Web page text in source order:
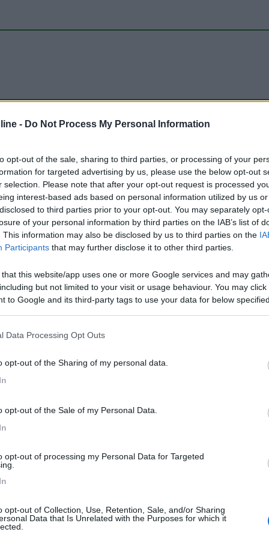
- Do Not Process My Personal Information
opt-out of the sale, sharing to third parties, or processing of your
for targeted advertising by us, please use the below opt-out
selection. Please note that after your opt-out request is processed
interest-based ads based on personal information utilized by us
to third parties prior to your opt-out. You may separately
of your personal information by third parties on the IAB’s list of
This information may also be disclosed by us to third parties on the
Participants that may further disclose it to other third parties.
that this website/app uses one or more Google services and may
but not limited to your visit or usage behaviour. You may
to Google and its third-party tags to use your data for below
Data Processing Opt Outs
opt-out of the Sharing of my personal data.
opt-out of the Sale of my Personal Data.
opt-out of processing my Personal Data for Targeted
opt-out of Collection, Use, Retention, Sale, and/or Sharing
Data that Is Unrelated with the Purposes for which it
29/07/2017
da Bushmills. E' inserita in un grande parcheggio
fare CS gratuitamente, non so se tranquilla per la notte
Posizione Prezzo